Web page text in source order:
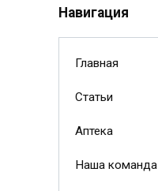
Навигация
Главная
Статьи
Аптека
Наша команда